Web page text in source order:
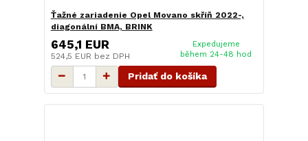
Ťažné zariadenie Opel Movano skříň 2022-,
diagonální BMA, BRINK
645,1 EUR
524,5 EUR bez DPH
Expedujeme
během 24-48 hod
Pridať do košíka